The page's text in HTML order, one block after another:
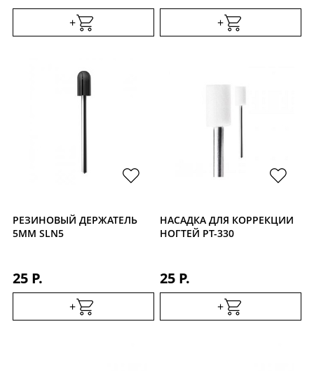
+ +
РЕЗИНОВЫЙ ДЕРЖАТЕЛЬ
5ММ SLN5
25 Р.
+
НАСАДКА ДЛЯ КОРРЕКЦИИ
НОГТЕЙ PT-330
25 Р.
+